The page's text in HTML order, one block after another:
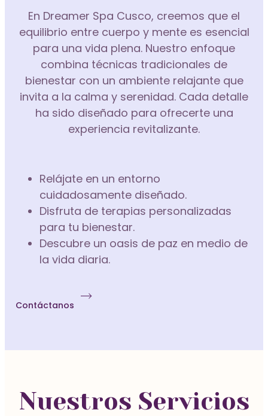
Tratamientos
Tratamientos Faciales
Tratamiento Facial Hidratación Profunda
Tratamiento Facial para Piel Delicada
Tratamiento Facial Orgánico
Tratamientos y Servicios Capilares
Ampollas de Tratamiento Capilar
Alisado Brasileño
Alisado Japonés
Alisado Orgánico
Tratamiento Facial Exprés
Tratamiento Facial Anti-acné
Tratamiento Facial Orgánico
Alisado Brasileño
En Dreamer Spa Cusco, creemos que el
equilibrio entre cuerpo y mente es esencial
para una vida plena. Nuestro enfoque
combina técnicas tradicionales de
bienestar con un ambiente relajante que
invita a la calma y serenidad. Cada detalle
ha sido diseñado para ofrecerte una
experiencia revitalizante.
Relájate en un entorno
cuidadosamente diseñado.
Disfruta de terapias personalizadas
para tu bienestar.
Descubre un oasis de paz en medio de
la vida diaria.
Contáctanos
Nuestros Servicios